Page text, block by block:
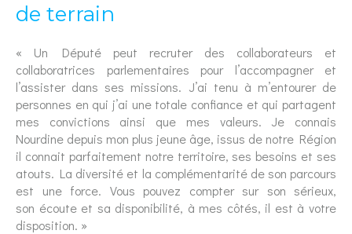
de terrain
« Un Député peut recruter des collaborateurs et
collaboratrices parlementaires pour l’accompagner et
l’assister dans ses missions. J’ai tenu à m’entourer de
personnes en qui j’ai une totale confiance et qui partagent
mes convictions ainsi que mes valeurs. Je connais
Nourdine depuis mon plus jeune âge, issus de notre Région
il connait parfaitement notre territoire, ses besoins et ses
atouts. La diversité et la complémentarité de son parcours
est une force. Vous pouvez compter sur son sérieux,
son écoute et sa disponibilité, à mes côtés, il est à votre
disposition. »